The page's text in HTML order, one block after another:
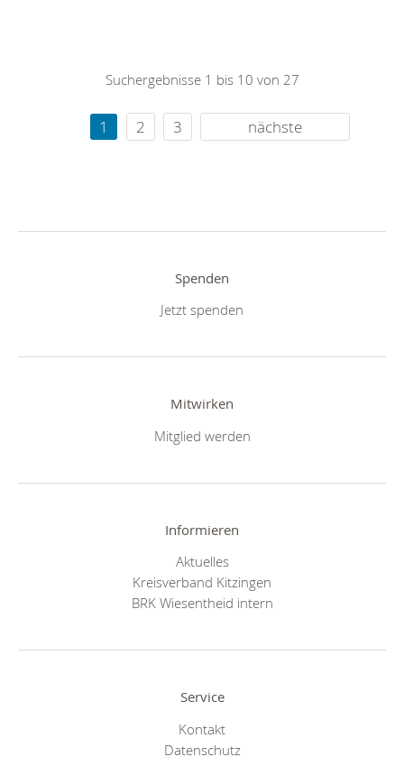
Suchergebnisse 1 bis 10 von 27
1 2 3 nächste
Spenden
Jetzt spenden
Mitwirken
Mitglied werden
Informieren
Aktuelles
Kreisverband Kitzingen
BRK Wiesentheid intern
Service
Kontakt
Datenschutz